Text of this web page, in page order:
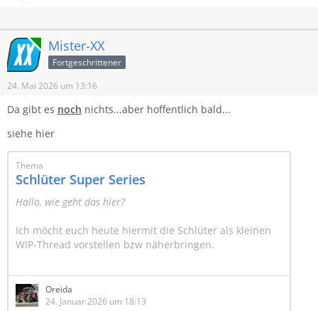
Online Mister-XX
Fortgeschrittener
24. Mai 2026 um 13:16
Da gibt es noch nichts...aber hoffentlich bald...
siehe hier
Thema
Schlüter Super Series
Hallo, wie geht das hier?
Ich möcht euch heute hiermit die Schlüter als kleinen
WIP-Thread vorstellen bzw näherbringen.
Ein paar Eckdaten/kleines FAQ:
- Kommt der Schlüter zum Download?
Oreida
24. Januar 2026 um 18:13